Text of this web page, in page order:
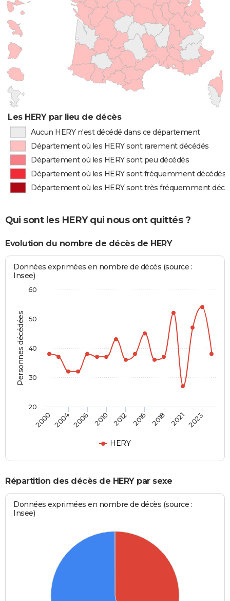
Les HERY par lieu de décès
Aucun HERY n'est décédé dans ce département
Département où les HERY sont rarement décédés
Département où les HERY sont peu décédés
Département où les HERY sont fréquemment décédés
Département où les HERY sont très fréquemment
Qui sont les HERY qui nous ont quittés ?
Evolution du nombre de décès de HERY
Personnes décédées
Données exprimées en nombre de décès (source :
Insee)
HERY
2000 2004 2006 2010 2012 2016 2018 2021 2023
20
30
40
50
60
Répartition des décès de HERY par sexe
Données exprimées en nombre de décès (source :
Insee)